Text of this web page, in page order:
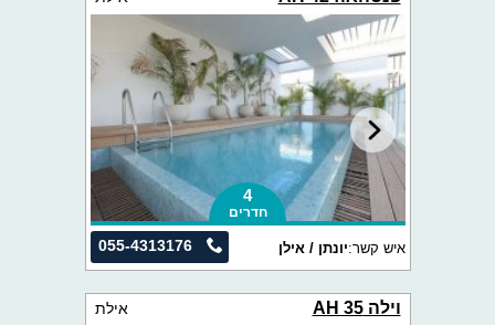
4
חדרים
055-4313176 איש קשר:יונתן / אילן
וילה AH 35 אילת